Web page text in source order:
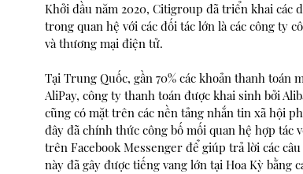
Khởi đầu năm 2020, Citigroup đã triển khai các
trong quan hệ với các đối tác lớn là các công ty
và thương mại điện tử.
Tại Trung Quốc, gần 70% các khoản thanh
AliPay, công ty thanh toán được khai sinh bởi
cũng có mặt trên các nền tảng nhắn tin xã hội
đây đã chính thức công bố mối quan hệ hợp tác
trên Facebook Messenger để giúp trả lời các
này đã gây được tiếng vang lớn tại Hoa Kỳ bằng